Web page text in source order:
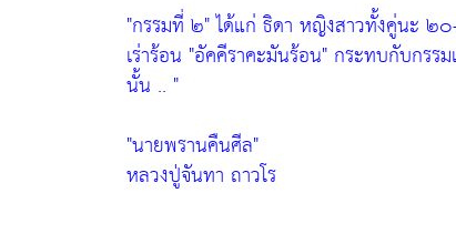
"กรรมที่ ๒"ได้แก่ ธิดา หญิงสาวทั้งคู่นะ ๒
เร่าร้อน "อัคคีราคะมันร้อน" กระทบกับกรร
นั้น .. "
"นายพรานคืนศีล"
หลวงปู่จันทา ถาวโร